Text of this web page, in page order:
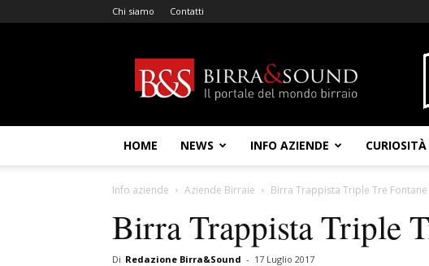
Chi siamo Contatti
&
Sound
HOME NEWS INFO AZIENDE CURIOSITÀ
Info aziende Aziende Birraie Birra Trappista Triple Tre Fontane
Birra Trappista Triple
Di Redazione Birra&Sound - 17 Luglio 2017